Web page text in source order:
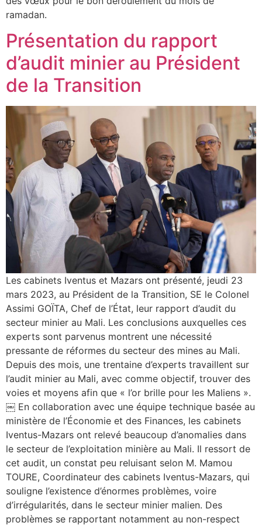
ramadan.
Présentation du rapport
d’audit minier au Président
de la Transition
Les cabinets Iventus et Mazars ont présenté, jeudi 23
mars 2023, au Président de la Transition, SE le Colonel
Assimi GOÏTA, Chef de l’État, leur rapport d’audit du
secteur minier au Mali. Les conclusions auxquelles ces
experts sont parvenus montrent une nécessité
pressante de réformes du secteur des mines au Mali.
Depuis des mois, une trentaine d’experts travaillent sur
l’audit minier au Mali, avec comme objectif, trouver des
voies et moyens afin que « l’or brille pour les Maliens ».
￼ En collaboration avec une équipe technique basée au
ministère de l’Économie et des Finances, les cabinets
Iventus-Mazars ont relevé beaucoup d’anomalies dans
le secteur de l’exploitation minière au Mali. Il ressort de
cet audit, un constat peu reluisant selon M. Mamou
TOURE, Coordinateur des cabinets Iventus-Mazars, qui
souligne l’existence d’énormes problèmes, voire
d’irrégularités, dans le secteur minier malien. Des
problèmes se rapportant notamment au non-respect